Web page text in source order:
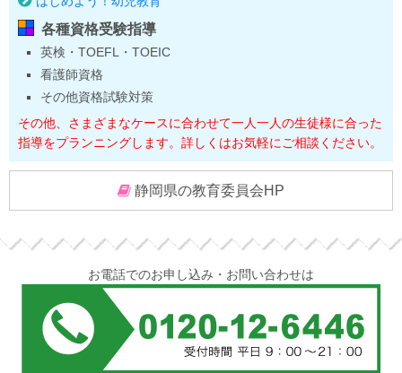
各種資格受験指導
英検・TOEFL・TOEIC
看護師資格
その他資格試験対策
その他、さまざまなケースに合わせて一人一人の生徒様に合った
指導をプランニングします。詳しくはお気軽にご相談ください。
静岡県の教育委員会HP
お電話でのお申し込み・お問い合わせは